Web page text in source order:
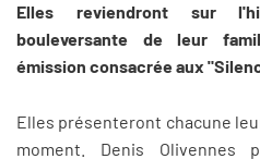
Elles reviendront sur
bouleversante de leur
émission consacrée aux
Elles présenteront chacune
moment. Denis Olivennes